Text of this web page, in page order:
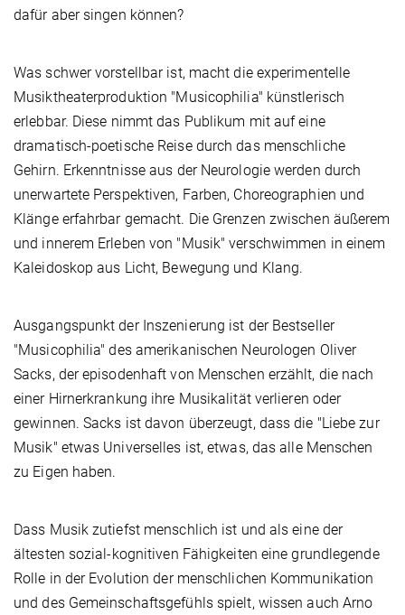
dafür aber singen können?
Was schwer vorstellbar ist, macht die experimentelle
Musiktheaterproduktion "Musicophilia" künstlerisch
erlebbar. Diese nimmt das Publikum mit auf eine
dramatisch-poetische Reise durch das menschliche
Gehirn. Erkenntnisse aus der Neurologie werden durch
unerwartete Perspektiven, Farben, Choreographien und
Klänge erfahrbar gemacht. Die Grenzen zwischen äußerem
und innerem Erleben von "Musik" verschwimmen in einem
Kaleidoskop aus Licht, Bewegung und Klang.
Ausgangspunkt der Inszenierung ist der Bestseller
"Musicophilia" des amerikanischen Neurologen Oliver
Sacks, der episodenhaft von Menschen erzählt, die nach
einer Hirnerkrankung ihre Musikalität verlieren oder
gewinnen. Sacks ist davon überzeugt, dass die "Liebe zur
Musik" etwas Universelles ist, etwas, das alle Menschen
zu Eigen haben.
Dass Musik zutiefst menschlich ist und als eine der
ältesten sozial-kognitiven Fähigkeiten eine grundlegende
Rolle in der Evolution der menschlichen Kommunikation
und des Gemeinschaftsgefühls spielt, wissen auch Arno